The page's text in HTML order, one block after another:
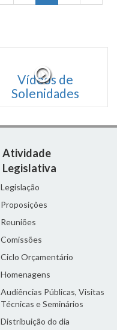
Vídeos de
Solenidades
Atividade
Legislativa
Legislação
Proposições
Reuniões
Comissões
Ciclo Orçamentário
Homenagens
Audiências Públicas, Visitas
Técnicas e Seminários
Distribuição do dia